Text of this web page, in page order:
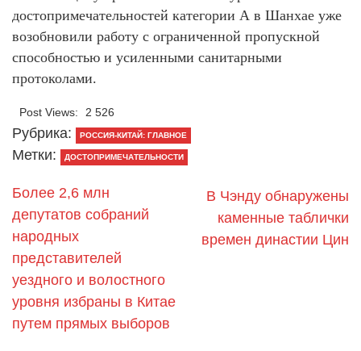
достопримечательностей категории А в Шанхае уже
возобновили работу с ограниченной пропускной
способностью и усиленными санитарными
протоколами.
Post Views: 2 526
Рубрика: РОССИЯ-КИТАЙ: ГЛАВНОЕ
Метки: ДОСТОПРИМЕЧАТЕЛЬНОСТИ
Более 2,6 млн
депутатов собраний
народных
представителей
уездного и волостного
уровня избраны в Китае
путем прямых выборов
В Чэнду обнаружены
каменные таблички
времен династии Цин